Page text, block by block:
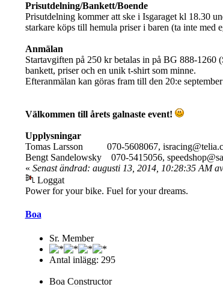
Prisutdelning/Bankett/Boende
Prisutdelning kommer att ske i Isgaraget kl 18.30
starkare köps till hemula priser i baren (ta inte
Anmälan
Startavgiften på 250 kr betalas in på BG 888-1260
bankett, priser och en unik t-shirt som minne.
Efteranmälan kan göras fram till den 20:e
Välkommen till årets galnaste event!
Upplysningar
Tomas Larsson 070-5608067,
Bengt Sandelowsky 070-5415056,
« Senast ändrad: augusti 13, 2014, 10:28:35 AM
Loggat
Power for your bike. Fuel for your dreams.
Boa
Sr. Member
Antal inlägg: 295
Boa Constructor